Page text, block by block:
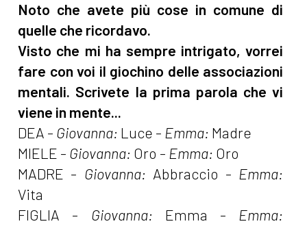
Noto che avete più cose in comune di
quelle che ricordavo.
Visto che mi ha sempre intrigato, vorrei
fare con voi il giochino delle associazioni
mentali. Scrivete la prima parola che vi
viene in mente...
DEA - Giovanna: Luce - Emma: Madre
MIELE - Giovanna: Oro - Emma: Oro
MADRE - Giovanna: Abbraccio - Emma:
Vita
FIGLIA - Giovanna: Emma - Emma: